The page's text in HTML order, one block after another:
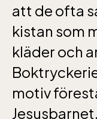
att de ofta
kistan som
kläder och
motiv
jan-mars
alla dagar 10-
oktober-
10-16